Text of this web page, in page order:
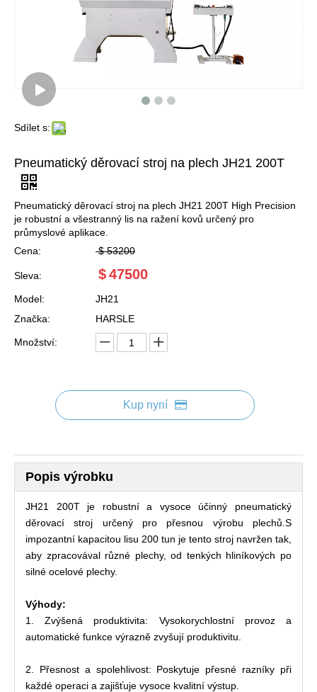
Sdílet s:
Pneumatický děrovací stroj na plech JH21 200T
Pneumatický děrovací stroj na plech JH21 200T High Precision
je robustní a všestranný lis na ražení kovů určený pro
průmyslové aplikace.
Cena:
$ 53200
Sleva: $47500
Model:
JH21
Značka:
HARSLE
Množství:
Kup nyní
Popis výrobku
JH21 200T je robustní a vysoce účinný pneumatický
děrovací stroj určený pro přesnou výrobu plechů.S
impozantní kapacitou lisu 200 tun je tento stroj navržen tak,
aby zpracovával různé plechy, od tenkých hliníkových po
silné ocelové plechy.
Výhody:
1. Zvýšená produktivita: Vysokorychlostní provoz a
automatické funkce výrazně zvyšují produktivitu.
2. Přesnost a spolehlivost: Poskytuje přesné razníky při
každé operaci a zajišťuje vysoce kvalitní výstup.